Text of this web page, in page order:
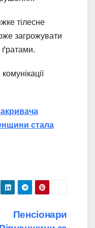
тілесне
загрожувати
ґратами.
стала
Пенсіонари